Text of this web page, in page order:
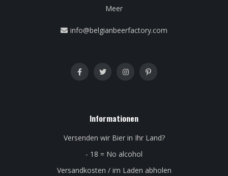
Meer
info@belgianbeerfactory.com
Informationen
Versenden wir Bier in Ihr Land?
- 18 = No alcohol
Versandkosten / im Laden abholen